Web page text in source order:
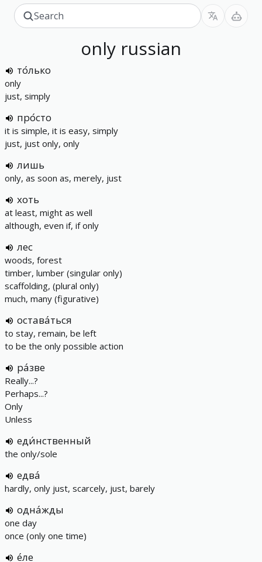
only russian
то́лько
only
just, simply
про́сто
it is simple, it is easy, simply
just, just only, only
лишь
only, as soon as, merely, just
хоть
at least, might as well
although, even if, if only
лес
woods, forest
timber, lumber (singular only)
scaffolding, (plural only)
much, many (figurative)
остава́ться
to stay, remain, be left
to be the only possible action
ра́зве
Really...?
Perhaps...?
Only
Unless
еди́нственный
the only/sole
едва́
hardly, only just, scarcely, just, barely
одна́жды
one day
once (only one time)
е́ле